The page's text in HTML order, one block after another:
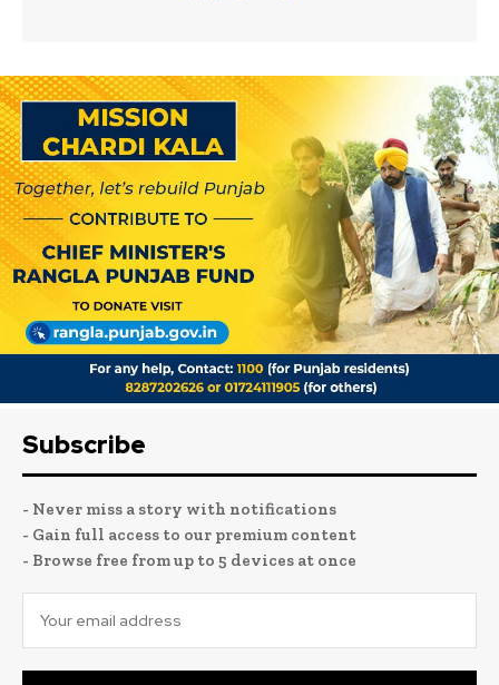
Subscribe
- Never miss a story with notifications
- Gain full access to our premium content
- Browse free from up to 5 devices at once